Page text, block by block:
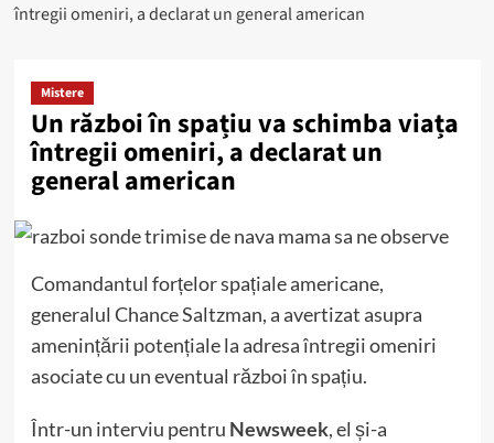
întregii omeniri, a declarat un general american
Mistere
Un război în spațiu va schimba viața
întregii omeniri, a declarat un
general american
Comandantul forțelor spațiale americane,
generalul Chance Saltzman, a avertizat asupra
amenințării potențiale la adresa întregii omeniri
asociate cu un eventual război în spațiu.
Într-un interviu pentru Newsweek, el și-a